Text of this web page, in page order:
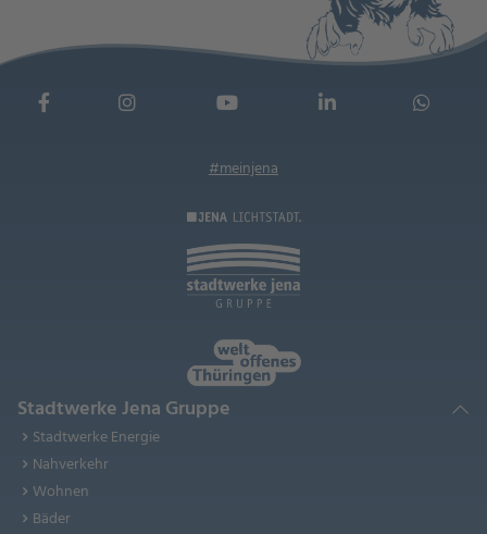
#meinjena
Stadtwerke Jena Gruppe
Stadtwerke Energie
Nahverkehr
Wohnen
Bäder